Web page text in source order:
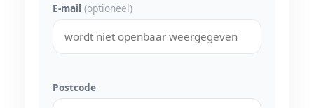
E-mail (optioneel)
Postcode